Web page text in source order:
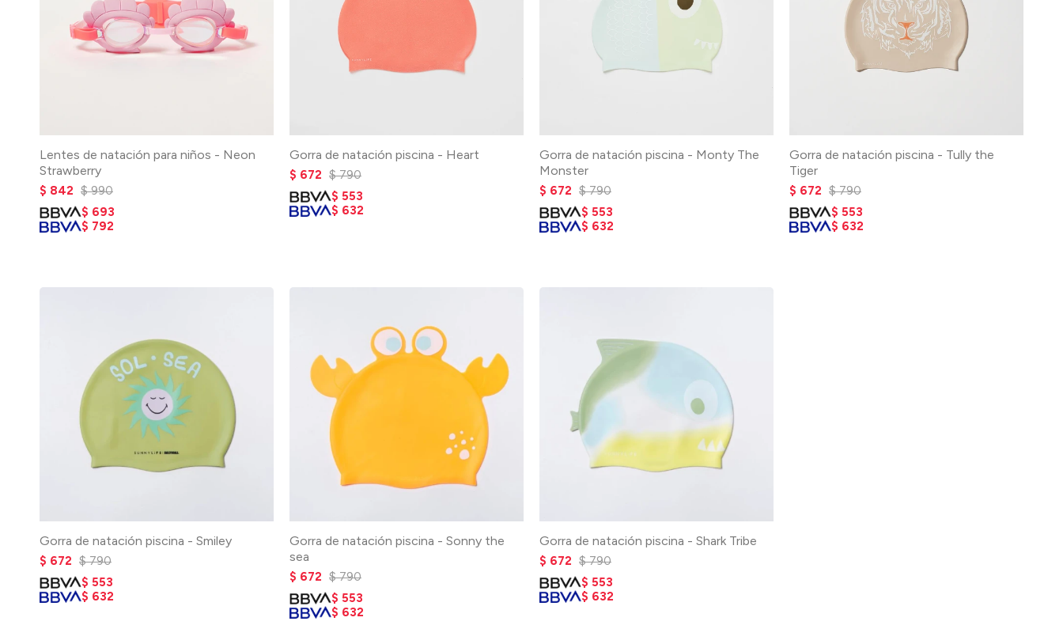
Lentes de natación para niños - Neon
Strawberry
$ 842 $ 990
$ 693
$ 792
Gorra de natación piscina - Heart
$ 672 $ 790
$ 553
$ 632
Gorra de natación piscina - Monty The
Monster
$ 672 $ 790
$ 553
$ 632
Gorra de natación piscina - Tully the
Tiger
$ 672 $ 790
$ 553
$ 632
Gorra de natación piscina - Smiley
$ 672 $ 790
$ 553
$ 632
Gorra de natación piscina - Sonny the
sea
$ 672 $ 790
$ 553
$ 632
Gorra de natación piscina - Shark Tribe
$ 672 $ 790
$ 553
$ 632